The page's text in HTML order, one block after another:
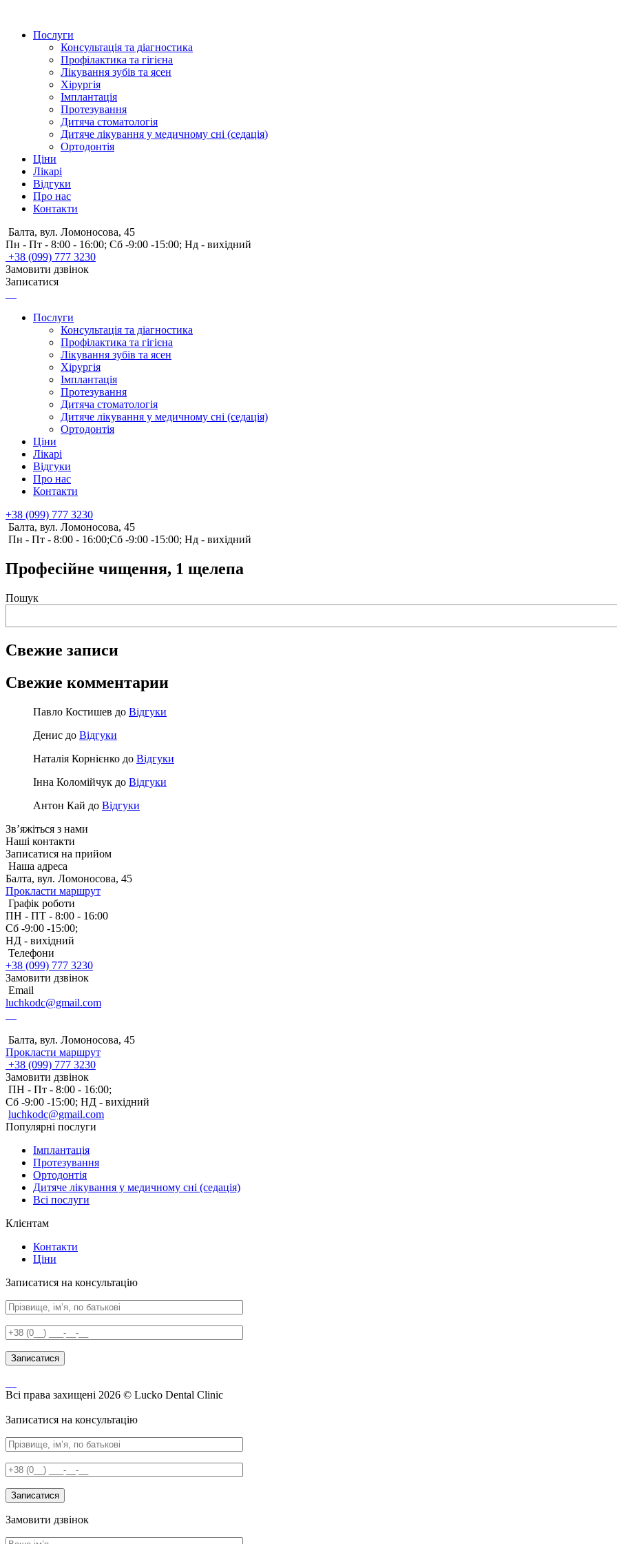
Послуги
Консультація та діагностика
Профілактика та гігієна
Лікування зубів та ясен
Хірургія
Імплантація
Протезування
Дитяча стоматологія
Дитяче лікування у медичному сні (седація)
Ортодонтія
Ціни
Лікарі
Відгуки
Про нас
Контакти
Балта, вул. Ломоносова, 45
Пн - Пт - 8:00 - 16:00; Сб -9:00 -15:00; Нд - вихідний
+38 (099) 777 3230
Замовити дзвінок
Записатися
Послуги
Консультація та діагностика
Профілактика та гігієна
Лікування зубів та ясен
Хірургія
Імплантація
Протезування
Дитяча стоматологія
Дитяче лікування у медичному сні (седація)
Ортодонтія
Ціни
Лікарі
Відгуки
Про нас
Контакти
+38 (099) 777 3230
Балта, вул. Ломоносова, 45
Пн - Пт - 8:00 - 16:00;Сб -9:00 -15:00; Нд - вихідний
Професійне чищення, 1 щелепа
Пошук
Свежие записи
Свежие комментарии
Павло Костишев до Відгуки
Денис до Відгуки
Наталія Корнієнко до Відгуки
Інна Коломійчук до Відгуки
Антон Кай до Відгуки
Зв’яжіться з нами
Наші контакти
Записатися на прийом
Наша адреса
Балта, вул. Ломоносова, 45
Прокласти маршрут
Графік роботи
ПН - ПТ - 8:00 - 16:00
Сб -9:00 -15:00;
НД - вихідний
Телефони
+38 (099) 777 3230
Замовити дзвінок
Email
luchkodc@gmail.com
Балта, вул. Ломоносова, 45
Прокласти маршрут
+38 (099) 777 3230
Замовити дзвінок
ПН - Пт - 8:00 - 16:00;
Сб -9:00 -15:00; НД - вихідний
luchkodc@gmail.com
Популярні послуги
Імплантація
Протезування
Ортодонтія
Дитяче лікування у медичному сні (седація)
Всі послуги
Клієнтам
Контакти
Ціни
Записатися на консультацію
Всі права захищені 2026 © Lucko Dental Clinic
Записатися на консультацію
Замовити дзвінок